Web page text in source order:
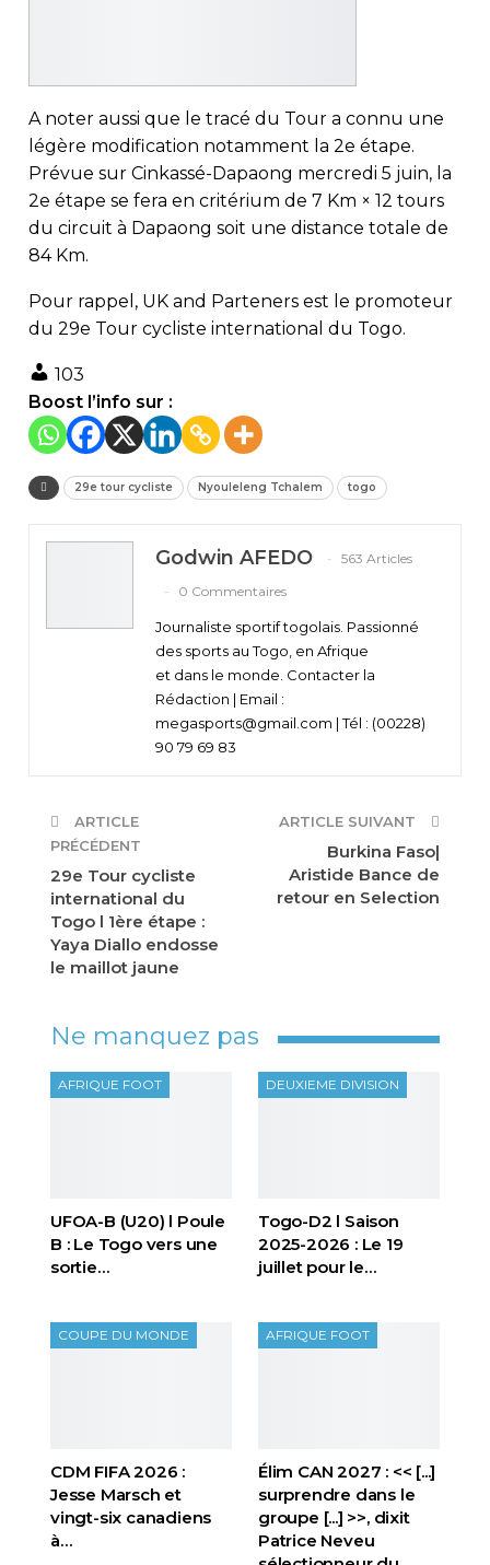
A noter aussi que le tracé du Tour a connu une
légère modification notamment la 2e étape.
Prévue sur Cinkassé-Dapaong mercredi 5 juin, la
2e étape se fera en critérium de 7 Km × 12 tours
du circuit à Dapaong soit une distance totale de
84 Km.
Pour rappel, UK and Parteners est le promoteur
du 29e Tour cycliste international du Togo.
103
Boost l’info sur :
29e tour cycliste Nyouleleng Tchalem togo
Godwin AFEDO
563 Articles
0 Commentaires
Journaliste sportif togolais. Passionné
des sports au Togo, en Afrique
et dans le monde. Contacter la
Rédaction | Email :
megasports@gmail.com | Tél : (00228)
90 79 69 83
ARTICLE
PRÉCÉDENT
29e Tour cycliste
international du
Togo l 1ère étape :
Yaya Diallo endosse
le maillot jaune
ARTICLE SUIVANT
Burkina Faso|
Aristide Bance de
retour en Selection
Ne manquez pas
AFRIQUE FOOT
UFOA-B (U20) l Poule
B : Le Togo vers une
sortie…
DEUXIEME DIVISION
Togo-D2 l Saison
2025-2026 : Le 19
juillet pour le…
COUPE DU MONDE
CDM FIFA 2026 :
Jesse Marsch et
vingt-six canadiens
à…
AFRIQUE FOOT
Élim CAN 2027 : << [...]
surprendre dans le
groupe [...] >>, dixit
Patrice Neveu